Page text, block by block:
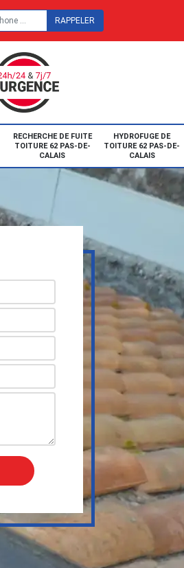
RECHERCHE DE FUITE
TOITURE 62 PAS-DE-
CALAIS
HYDROFUGE DE
TOITURE 62 PAS-DE-
CALAIS